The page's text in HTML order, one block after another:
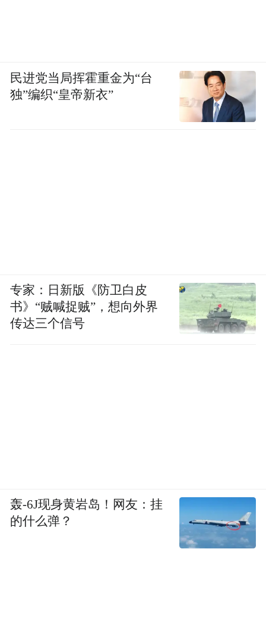
民进党当局挥霍重金为“台
独”编织“皇帝新衣”
专家：日新版《防卫白皮
书》“贼喊捉贼”，想向外界
传达三个信号
轰-6J现身黄岩岛！网友：挂
的什么弹？